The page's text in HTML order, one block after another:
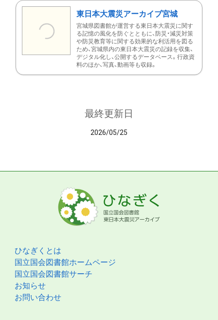
東日本大震災アーカイブ宮城
宮城県図書館が運営する東日本大震災に関す
る記憶の風化を防ぐとともに、防災・減災対策
や防災教育等に関する効果的な利活用を図る
ため、宮城県内の東日本大震災の記録を収集、
デジタル化し、公開するデータベース。行政資
料のほか、写真、動画等も収録。
最終更新日
2026/05/25
ひなぎくとは
国立国会図書館ホームページ
国立国会図書館サーチ
お知らせ
お問い合わせ